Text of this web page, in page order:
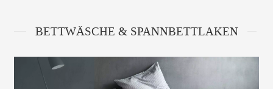
BETTWÄSCHE & SPANNBETTLAKEN